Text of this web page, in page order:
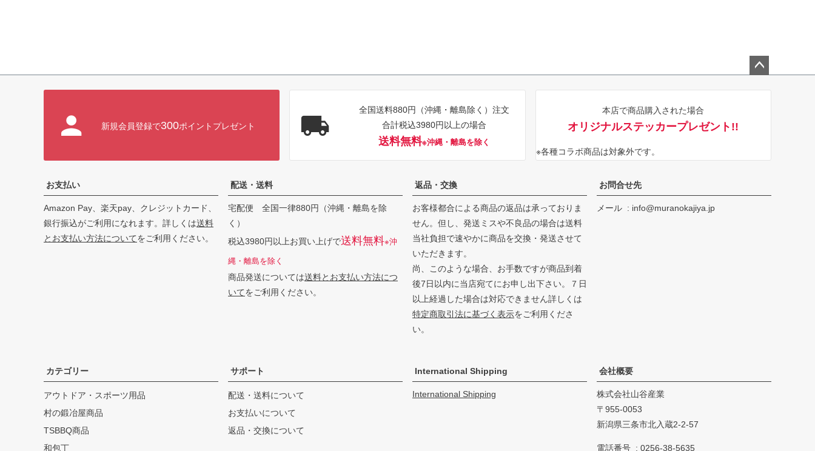
新規会員登録で300ポイントプレゼント
全国送料880円（沖縄・離島除く）注文
合計税込3980円以上の場合
送料無料※沖縄・離島を除く
本店で商品購入された場合
オリジナルステッカープレゼント!!
※各種コラボ商品は対象外です。
お支払い
Amazon Pay、楽天pay、クレジットカード、
銀行振込がご利用になれます。詳しくは送料
とお支払い方法についてをご利用ください。
配送・送料
宅配便 全国一律880円（沖縄・離島を除
く）
税込3980円以上お買い上げで送料無料※沖
縄・離島を除く
商品発送については送料とお支払い方法につ
いてをご利用ください。
返品・交換
お客様都合による商品の返品は承っておりま
せん。但し、発送ミスや不良品の場合は送料
当社負担で速やかに商品を交換・発送させて
いただきます。
尚、このような場合、お手数ですが商品到着
後7日以内に当店宛てにお申し出下さい。７日
以上経過した場合は対応できません詳しくは
特定商取引法に基づく表示をご利用くださ
い。
お問合せ先
メール info@muranokajiya.jp
カテゴリー
アウトドア・スポーツ用品
村の鍛冶屋商品
TSBBQ商品
和包丁
サポート
配送・送料について
お支払いについて
返品・交換について
International Shipping
International Shipping
会社概要
株式会社山谷産業
955-0053
新潟県三条市北入蔵2-2-57
電話番号 0256-38-5635